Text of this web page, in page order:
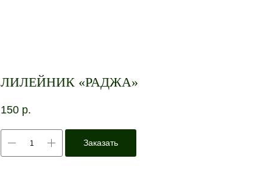
ЛИЛЕЙНИК «РАДЖА»
150 р.
Заказать